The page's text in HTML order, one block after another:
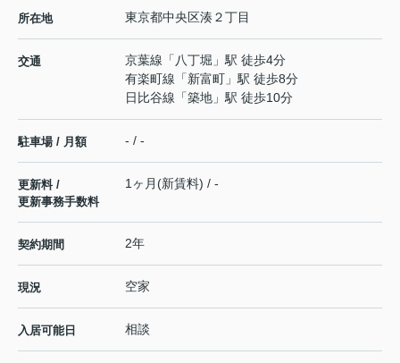
所在地 東京都中央区湊２丁目
交通 京葉線 「 八丁堀 」駅 徒歩4分
有楽町線 「新富町 」駅 徒歩8分
日比谷線 「築地 」駅 徒歩10分
駐車場 / 月額 - / -
更新料 /
更新事務手数料
1ヶ月(新賃料) / -
契約期間 2年
現況 空家
入居可能日 相談